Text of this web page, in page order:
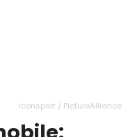
Iconsport / PictureAlliance